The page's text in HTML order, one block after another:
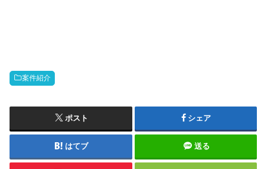
案件紹介
ポスト シェア
はてブ 送る